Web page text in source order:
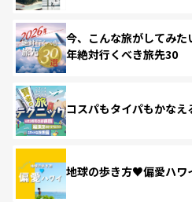
今、こんな旅がしてみ
年絶対行くべき旅先30
コスパもタイパもかな
地球の歩き方♥偏愛ハワ